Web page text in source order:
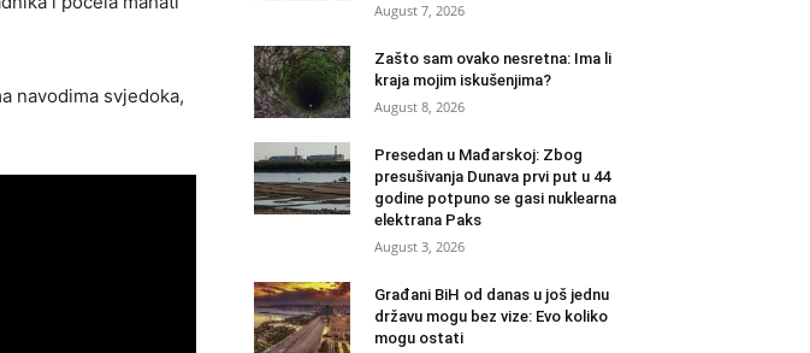
navodima svjedoka,
August 7, 2026
Zašto sam ovako nesretna: Ima li
kraja mojim iskušenjima?
August 8, 2026
Presedan u Mađarskoj: Zbog
presušivanja Dunava prvi put u 44
godine potpuno se gasi nuklearna
elektrana Paks
August 3, 2026
Građani BiH od danas u još jednu
državu mogu bez vize: Evo koliko
mogu ostati